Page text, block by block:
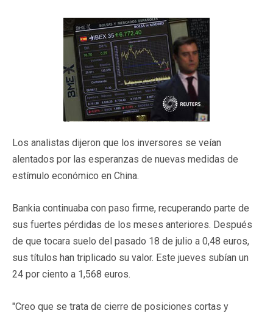
Los analistas dijeron que los inversores se veían
alentados por las esperanzas de nuevas medidas de
estímulo económico en China.
Bankia continuaba con paso firme, recuperando parte de
sus fuertes pérdidas de los meses anteriores. Después
de que tocara suelo del pasado 18 de julio a 0,48 euros,
sus títulos han triplicado su valor. Este jueves subían un
24 por ciento a 1,568 euros.
"Creo que se trata de cierre de posiciones cortas y